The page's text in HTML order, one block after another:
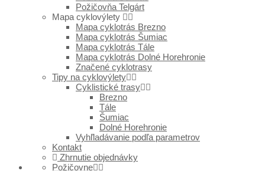
Požičovňa Telgárt
Mapa cyklovýlety
Mapa cyklotrás Brezno
Mapa cyklotrás Šumiac
Mapa cyklotrás Tále
Mapa cyklotrás Dolné Horehronie
Značené cyklotrasy
Tipy na cyklovýlety
Cyklistické trasy
Brezno
Tále
Šumiac
Dolné Horehronie
Vyhľladávanie podľa parametrov
Kontakt
Zhrnutie objednávky
Požičovne